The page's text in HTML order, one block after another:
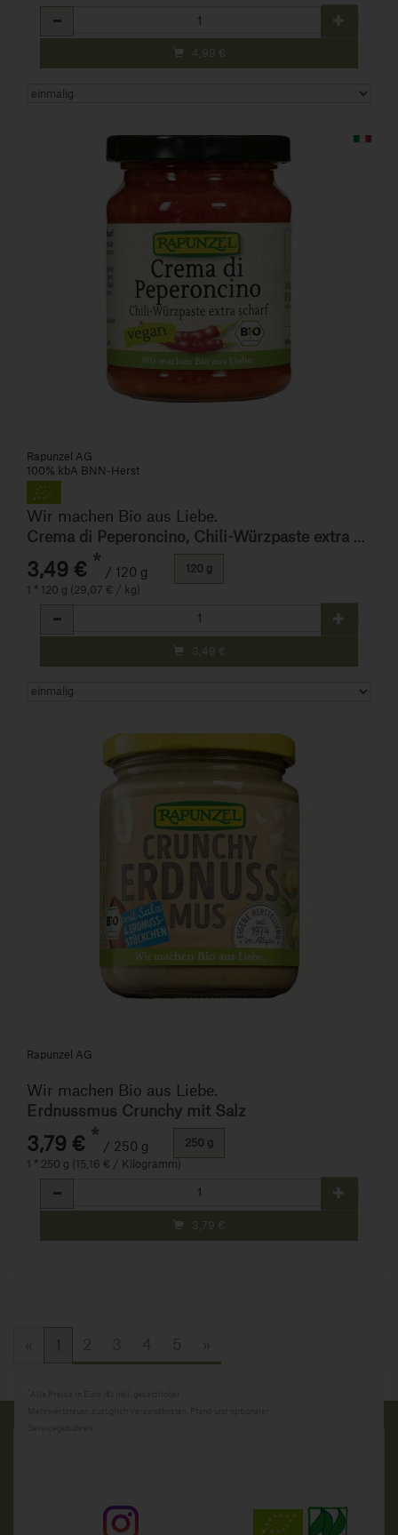
Anzahl
4,99 €
Rapunzel AG
100% kbA BNN-Herst
Wir machen Bio aus Liebe.
Crema di Peperoncino, Chili-Würzpaste extra scharf
3,49 € * / 120 g
1 * 120 g (29,07 € / kg)
120 g
Anzahl
3,49 €
Rapunzel AG
Wir machen Bio aus Liebe.
Erdnussmus Crunchy mit Salz
3,79 € * / 250 g
1 * 250 g (15,16 € / Kilogramm)
250 g
Anzahl
3,79 €
1 2 3 4 5 »